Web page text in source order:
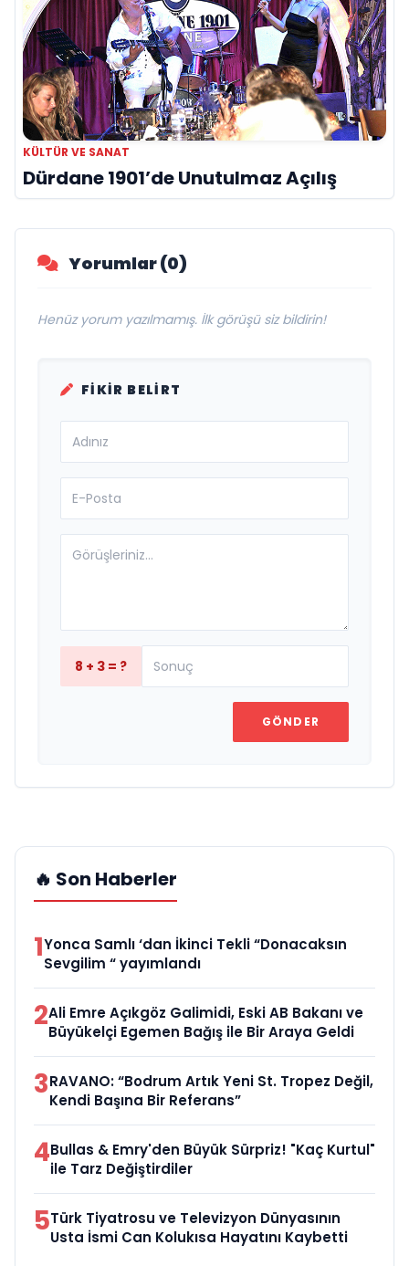
KÜLTÜR VE SANAT
Dürdane 1901’de Unutulmaz Açılış
Yorumlar (0)
Henüz yorum yazılmamış. İlk görüşü siz bildirin!
FIKIR BELIRT
8 + 3 = ?
GÖNDER
🔥 Son Haberler
1Yonca Samlı ‘dan İkinci Tekli “Donacaksın
Sevgilim “ yayımlandı
2Ali Emre Açıkgöz Galimidi, Eski AB Bakanı ve
Büyükelçi Egemen Bağış ile Bir Araya Geldi
3RAVANO: “Bodrum Artık Yeni St. Tropez Değil,
Kendi Başına Bir Referans”
4Bullas & Emry'den Büyük Sürpriz! "Kaç Kurtul"
ile Tarz Değiştirdiler
5Türk Tiyatrosu ve Televizyon Dünyasının
Usta İsmi Can Kolukısa Hayatını Kaybetti